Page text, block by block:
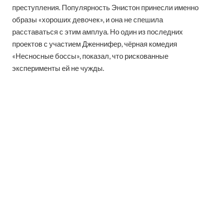
преступления. Популярность Энистон принесли именно
образы «хороших девочек», и она не спешила
расставаться с этим амплуа. Но один из последних
проектов с участием Дженнифер, чёрная комедия
«Несносные боссы», показал, что рискованные
эксперименты ей не чужды.